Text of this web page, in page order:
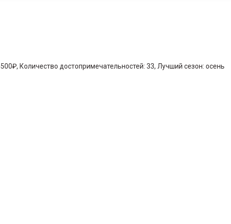
Количество достопримечательностей: 33, Лучший сезон: осень